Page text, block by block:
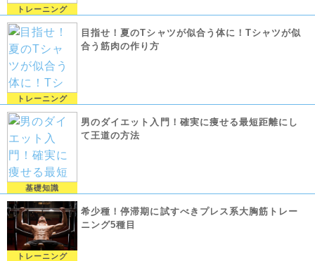
トレーニング
トレーニング
目指せ！夏のTシャツが似合う体に！Tシャツが似
合う筋肉の作り方
基礎知識
男のダイエット入門！確実に痩せる最短距離にし
て王道の方法
トレーニング
希少種！停滞期に試すべきプレス系大胸筋トレー
ニング5種目